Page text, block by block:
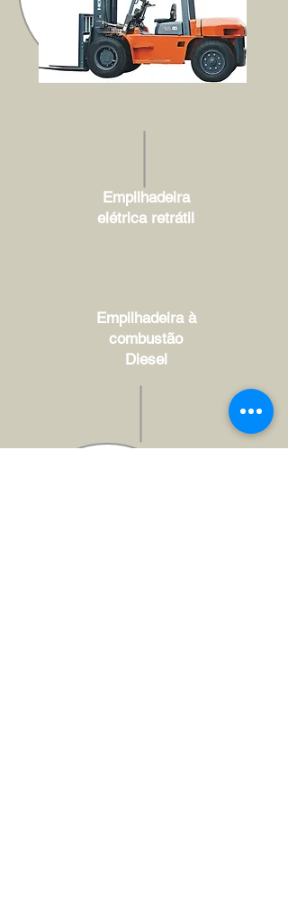
Empilhadeira
elétrica retrátil
Empilhadeira à
combustão
Diesel